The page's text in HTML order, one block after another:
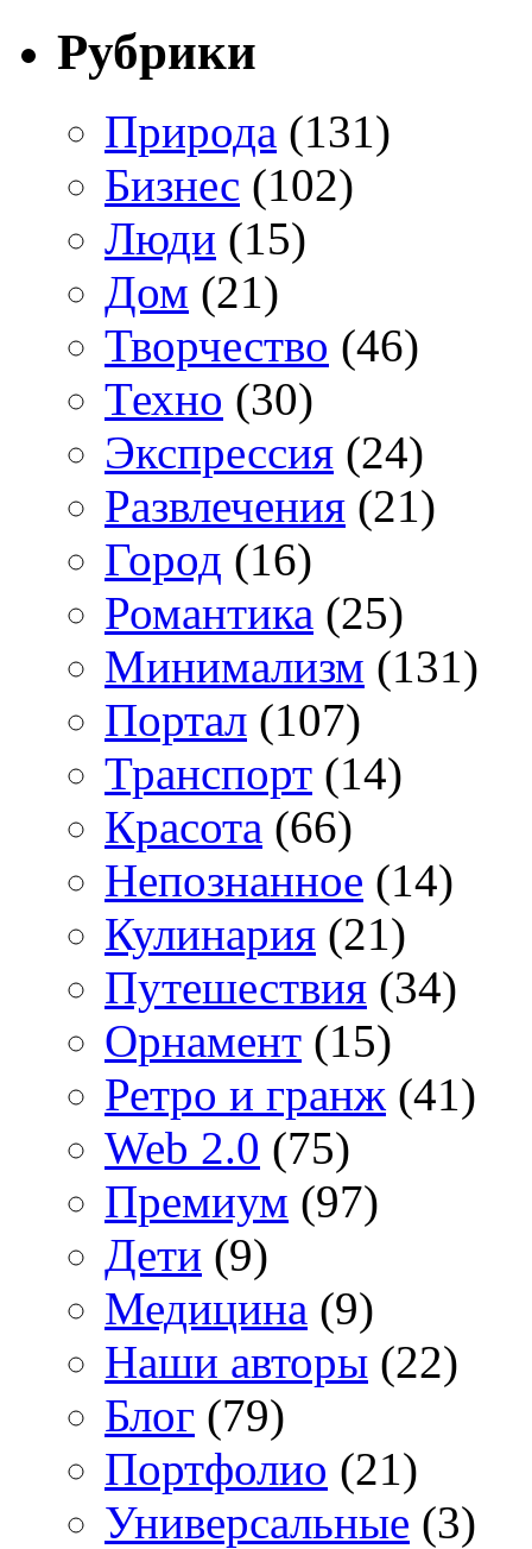
Рубрики
Природа (131)
Бизнес (102)
Люди (15)
Дом (21)
Творчество (46)
Техно (30)
Экспрессия (24)
Развлечения (21)
Город (16)
Романтика (25)
Минимализм (131)
Портал (107)
Транспорт (14)
Красота (66)
Непознанное (14)
Кулинария (21)
Путешествия (34)
Орнамент (15)
Ретро и гранж (41)
Web 2.0 (75)
Премиум (97)
Дети (9)
Медицина (9)
Наши авторы (22)
Блог (79)
Портфолио (21)
Универсальные (3)